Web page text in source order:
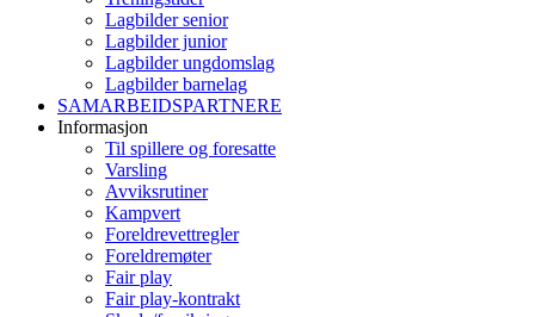
Lagbilder senior
Lagbilder junior
Lagbilder ungdomslag
Lagbilder barnelag
SAMARBEIDSPARTNERE
Informasjon
Til spillere og foresatte
Varsling
Avviksrutiner
Kampvert
Foreldrevettregler
Foreldremøter
Fair play
Fair play-kontrakt